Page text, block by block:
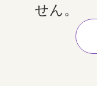
せん。